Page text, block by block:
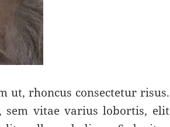
ut, rhoncus consectetur risus.
sem vitae varius lobortis, elit